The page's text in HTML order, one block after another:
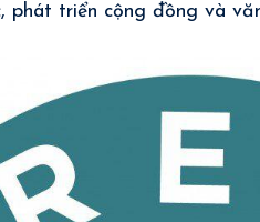
phát triển cộng đồng và